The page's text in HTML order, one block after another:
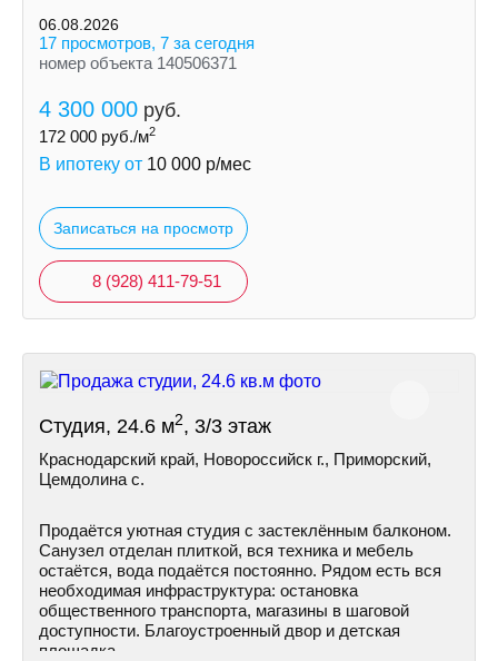
06.08.2026
17 просмотров, 7 за сегодня
номер объекта 140506371
4 300 000 руб.
172 000 руб./м2
В ипотеку от 10 000 р/мес
Записаться на просмотр
8 (928) 411-79-51
Студия, 24.6 м2, 3/3 этаж
Краснодарский край, Новороссийск г., Приморский,
Цемдолина с.
Продаётся уютная студия с застеклённым балконом.
Санузел отделан плиткой, вся техника и мебель
остаётся, вода подаётся постоянно. Рядом есть вся
необходимая инфраструктура: остановка
общественного транспорта, магазины в шаговой
доступности. Благоустроенный двор и детская
площадка.